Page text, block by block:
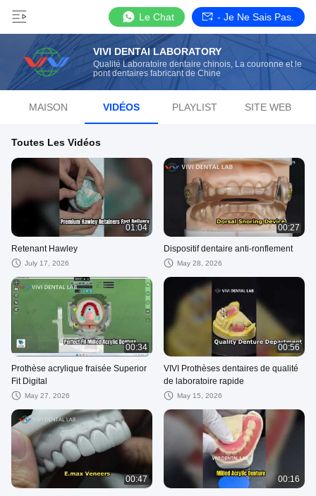
Le Chat - Je Ne Sais Pas.
VIVI DENTAI LABORATORY
Qualité Laboratoire dentaire chinois, La couronne et le
pont dentaires fabricant de Chine
MAISON VIDÉOS PLAYLIST SITE WEB
Toutes Les Vidéos
01:04
Retenant Hawley
July 17, 2026
00:27
Dispositif dentaire anti-ronflement
May 28, 2026
00:34
Prothèse acrylique fraisée Superior
Fit Digital
May 27, 2026
00:56
VIVI Prothèses dentaires de qualité
de laboratoire rapide
May 15, 2026
00:47 00:16